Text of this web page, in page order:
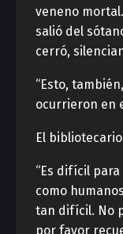
veneno
salió del
cerró,
“Esto,
ocurrieron en
El
“Es difícil
como
tan difícil. No
por favor